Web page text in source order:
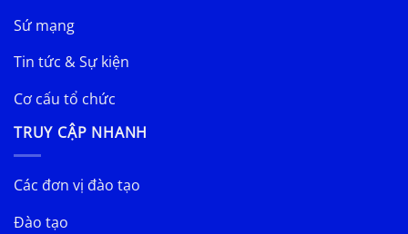
Sứ mạng
Tin tức & Sự kiện
Cơ cấu tổ chức
TRUY CẬP NHANH
Các đơn vị đào tạo
Đào tạo